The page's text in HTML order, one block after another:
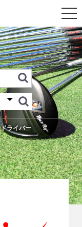
ドライバー